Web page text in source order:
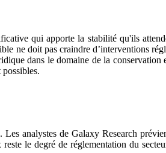
qui apporte la stabilité qu'ils
ne doit pas craindre d’interventions
dans le domaine de la
analystes de Galaxy Research
le degré de réglementation du